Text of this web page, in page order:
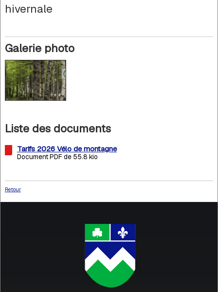
hivernale
Galerie photo
Liste des documents
Tarifs 2026 Vélo de montagne
Document PDF de 55.8 kio
Retour